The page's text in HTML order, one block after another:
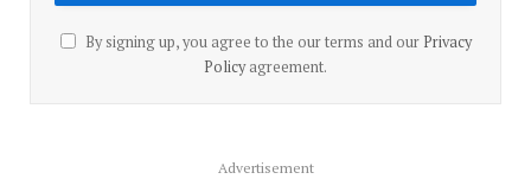
By signing up, you agree to the our terms and our Privacy
Policyagreement.
Advertisement